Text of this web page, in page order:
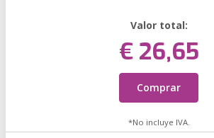
Valor total:
€ 26,65
Comprar
*No incluye IVA.